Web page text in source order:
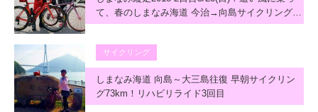
て、春のしまなみ海道 今治→向島サイクリング…
サイクリング
しまなみ海道 向島～大三島往復 早朝サイクリン
グ73km！リハビリライド3回目